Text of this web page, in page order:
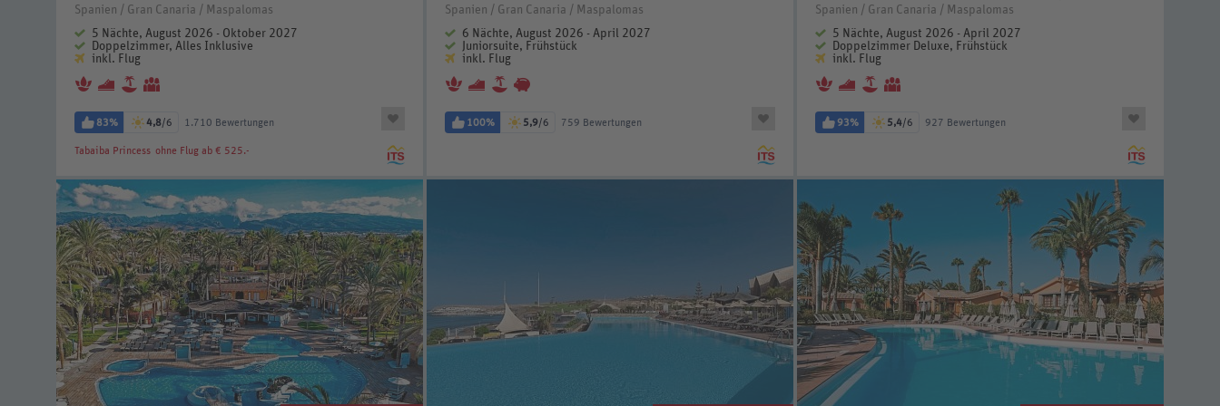
Spanien / Gran Canaria / Maspalomas
5 Nächte, August 2026 - Oktober 2027
Doppelzimmer, Alles Inklusive
inkl. Flug
83% 4,8/6 1.710 Bewertungen
Tabaiba Princess ohne Flug ab € 525.-
Spanien / Gran Canaria / Maspalomas
6 Nächte, August 2026 - April 2027
Juniorsuite, Frühstück
inkl. Flug
100% 5,9/6 759 Bewertungen
Spanien / Gran Canaria / Maspalomas
5 Nächte, August 2026 - April 2027
Doppelzimmer Deluxe, Frühstück
inkl. Flug
93% 5,4/6 927 Bewertungen